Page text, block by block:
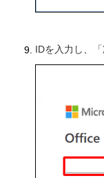
IDを入力し、